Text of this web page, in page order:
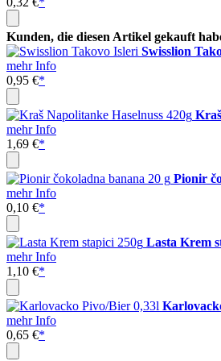
Kunden, die diesen Artikel gekauft
Swisslion
mehr Info
0,95 €*
mehr Info
1,69 €*
Pionir
mehr Info
0,10 €*
Lasta Krem
mehr Info
1,10 €*
mehr Info
0,65 €*